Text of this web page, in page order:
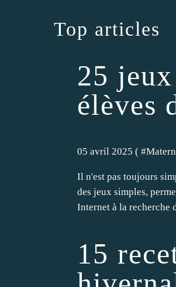
Top articles
25
élèves
05 avril 2025 ( #
Il n'est pas toujours
des jeux simples,
Internet à la recherche
15